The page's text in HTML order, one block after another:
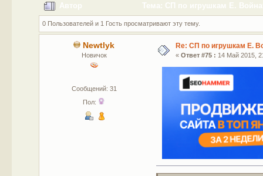
Автор Тема: СП по игрушкам Е.
0 Пользователей и 1 Гость просматривают эту тему.
Newtlyk
Новичок
Сообщений: 31
Пол:
Re: СП по игрушкам Е.
« Ответ #75 : 14 Май 2015,